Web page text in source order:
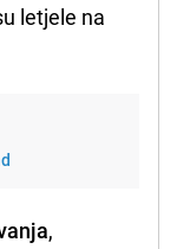
letjele na
,